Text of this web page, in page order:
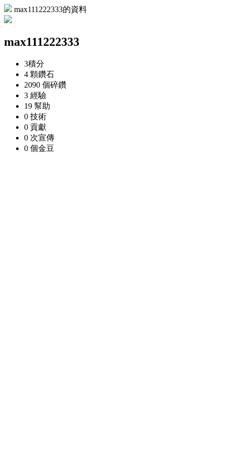
max111222333的資料
max111222333
3積分
4 顆鑽石
2090 個碎鑽
3 經驗
19 幫助
0 技術
0 貢獻
0 次宣傳
0 個金豆